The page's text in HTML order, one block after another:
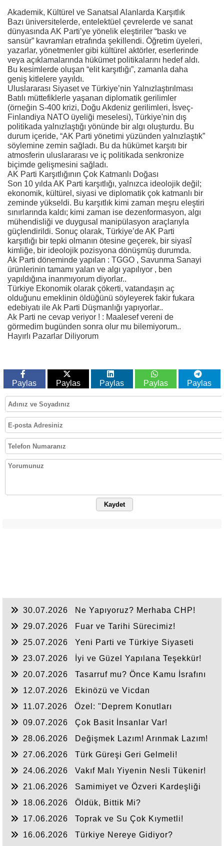
Akademik, Kültürel ve Sanatsal Alanlarda Karşıtlık
Bazı üniversitelerde, entelektüel çevrelerde ve sanat
dünyasında AK Parti’ye yönelik eleştiriler “baskı ve
sansür” kavramları etrafında şekillendi. Öğretim üyeleri,
yazarlar, yönetmenler gibi kültürel aktörler, eserlerinde
veya açıklamalarında hükümet politikalarını hedef aldı.
Bu kesimlerde oluşan “elit karşıtlığı”, zamanla daha
geniş kitlelere yayıldı.
Uluslararası Siyaset ve Türkiye’nin Yalnızlaştırılması
Batılı müttefiklerle yaşanan diplomatik gerilimler
(örneğin S-400 krizi, Doğu Akdeniz gerilimleri, İsveç-
Finlandiya NATO üyeliği meselesi), Türkiye'nin dış
politikada yalnızlaştığı yönünde bir algı oluşturdu. Bu
durum içeride, “AK Parti yönetimi yüzünden yalnızlaştık”
söylemine zemin sağladı. Bu da hükümet karşıtı bir
atmosferin uluslararası ve iç politikada senkronize
biçimde gelişmesini sağladı.
AK Parti Karşıtlığının Çok Katmanlı Doğası
Son 10 yılda AK Parti karşıtlığı, yalnızca ideolojik değil;
ekonomik, kültürel, siyasi ve diplomatik çok katmanlı bir
zeminde yükseldi. Bu karşıtlık kimi zaman meşru eleştiri
sınırlarında kaldı; kimi zaman ise dezenformasyon, algı
mühendisliği ve duygusal manipülasyon araçlarıyla
güçlendirildi. Sonuç olarak, Türkiye’de AK Parti
karşıtlığı bir tepki olmanın ötesine geçerek, bir siyasî
kimliğe, bir ideolojik pozisyona dönüşmüş durumda.
Ak Parti döneminde yapılan : TGGO , Savunma Sanayi
ürünlerinin tamamı yalan ve algı yapılıyor , ben
yapıldığına inanmıyorum diyorlar..
Türkiye Ekonomik olarak çökerti, vatandaşın aç
olduğunu emeklinin öldüğünü söyleyerek fakir fukara
edebiyatı ile Ak Parti Düşmanlığı yapıyorlar..
Ak Parti ne cevap veriyor ! : Maalesef vereni de
görmedim bugünden sonra olur mu bilemiyorum..
Hayırlı Pazarlar Diliyorum
Paylas Paylas Paylas Paylas Paylas
Kaydet
30.07.2026
Ne Yapıyoruz? Merhaba CHP!
29.07.2026
Fuar ve Tarihi Sürecimiz!
25.07.2026
Yeni Parti ve Türkiye Siyaseti
23.07.2026
İyi ve Güzel Yapılana Teşekkür!
20.07.2026
Tasarruf mu? Önce Kamu İsrafını
12.07.2026
Ekinözü ve Vicdan
11.07.2026
Özel: "Deprem Konutları
09.07.2026
Çok Basit İnsanlar Var!
28.06.2026
Değişmek Lazım! Arınmak Lazım!
27.06.2026
Türk Güreşi Geri Gelmeli!
24.06.2026
Vakıf Malı Yiyenin Nesli Tükenir!
21.06.2026
Samimiyet ve Özveri Kardeşliği
18.06.2026
Öldük, Bittik Mi?
17.06.2026
Toprak ve Su Çok Kıymetli!
16.06.2026
Türkiye Nereye Gidiyor?